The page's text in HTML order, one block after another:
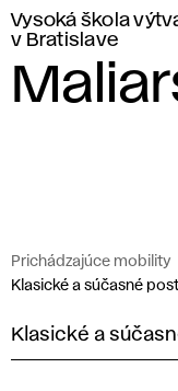
Vysoká škola
v Bratislave
Prichádzajúce mobility
Klasické a súčasné
Klasické a